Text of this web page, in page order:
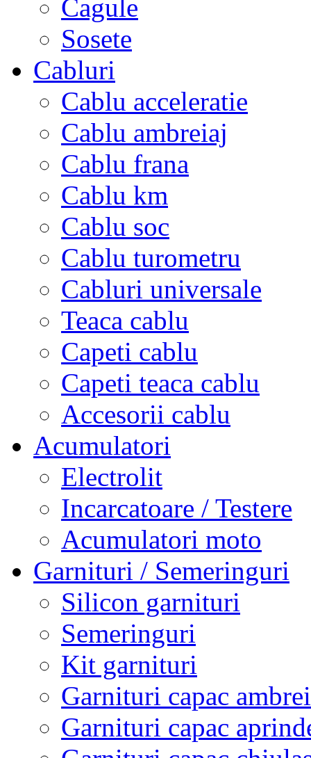
Cagule
Sosete
Cabluri
Cablu acceleratie
Cablu ambreiaj
Cablu frana
Cablu km
Cablu soc
Cablu turometru
Cabluri universale
Teaca cablu
Capeti cablu
Capeti teaca cablu
Accesorii cablu
Acumulatori
Electrolit
Incarcatoare / Testere
Acumulatori moto
Garnituri / Semeringuri
Silicon garnituri
Semeringuri
Kit garnituri
Garnituri capac
Garnituri capac